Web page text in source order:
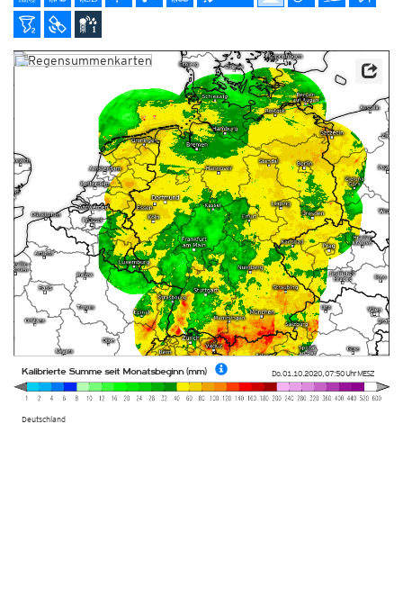
Do. 01.10.2020, 07:50 UhrMESZ
Deutschland
Kalibrierte Summe seit Monatsbeginn (mm)
Datenbasis: Deutscher Wetterdienst (DWD), Kachelmann GmbH